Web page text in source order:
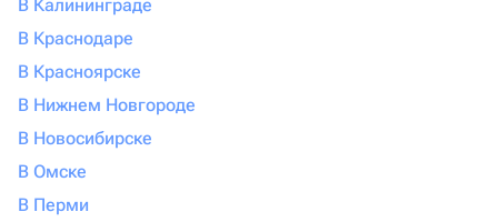
В Калининграде
В Краснодаре
В Красноярске
В Нижнем Новгороде
В Новосибирске
В Омске
В Перми